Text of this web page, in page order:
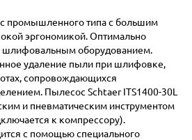
промышленного типа с большим
эргономикой. Оптимально
шлифовальным оборудованием.
удаление пыли при шлифовке,
сопровождающихся
Пылесос Schtaer ITS1400-30L
и пневматическим инструментом
к компрессору).
с помощью специального